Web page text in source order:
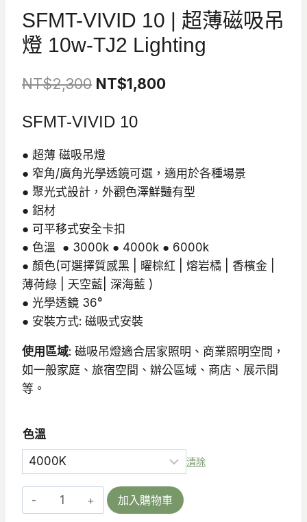
SFMT-VIVID 10 | 超薄磁吸吊
燈 10w-TJ2 Lighting
NT$2,300 原
價
格：
NT$2,300。
NT$1,800目
NT$1,800。
SFMT-VIVID 10
● 超薄 磁吸吊燈
● 窄角/廣角光學透鏡可選，適用於各種場景
● 聚光式設計，外觀色澤鮮豔有型
● 鋁材
● 可平移式安全卡扣
● 色溫 ● 3000k ● 4000k ● 6000k
● 顏色(可選擇質感黑 | 曜棕紅 | 熔岩橘 | 香檳金 |
薄荷綠 | 天空藍| 深海藍 )
● 光學透鏡 36°
● 安裝方式: 磁吸式安裝
使用區域: 磁吸吊燈適合居家照明、商業照明空間，
如一般家庭、旅宿空間、辦公區域、商店、展示間
等。
色溫
清除
SFMT-
VIVID
加入購物車